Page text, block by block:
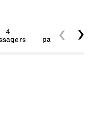
4
5+
passagers